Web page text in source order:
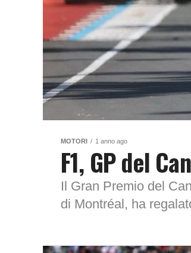
MOTORI 1 anno ago
F1, GP del
Il Gran Premio del
di Montréal, ha